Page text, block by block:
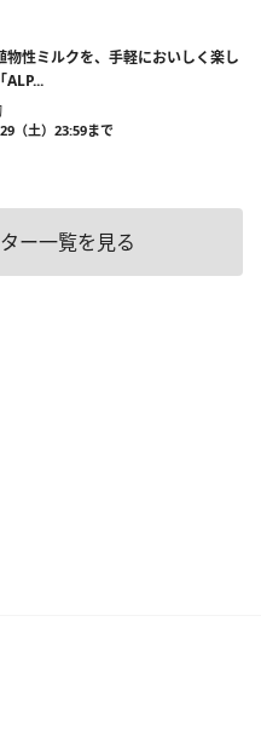
物性ミルクを、手軽においしく楽し
ALP...
（土）23:59まで
ー一覧を見る